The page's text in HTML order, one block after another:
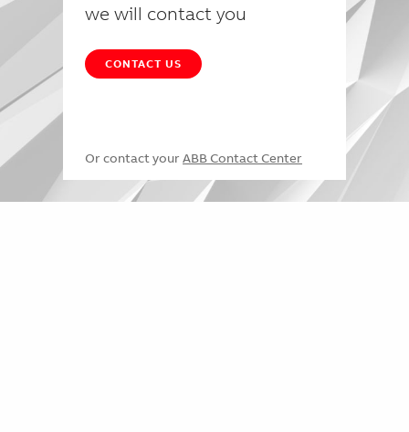
we will contact you
CONTACT US
Or contact your ABB Contact Center